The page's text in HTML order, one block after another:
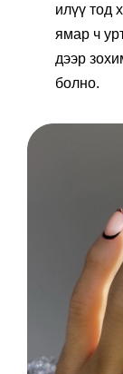
илүү тод
ямар ч
дээр
болно.